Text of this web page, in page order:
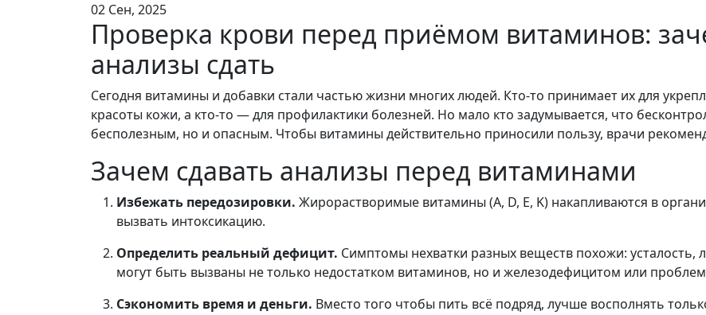
02 Сен, 2025
Проверка крови перед приёмом витаминов:
анализы сдать
Сегодня витамины и добавки стали частью жизни многих людей. Кто-то принимает их для
красоты кожи, а кто-то — для профилактики болезней. Но мало кто задумывается, что
бесполезным, но и опасным. Чтобы витамины действительно приносили пользу, врачи
Зачем сдавать анализы перед витаминами
Избежать передозировки. Жирорастворимые витамины (A, D, E, K) накапливаются в
вызвать интоксикацию.
Определить реальный дефицит. Симптомы нехватки разных веществ похожи: усталость,
могут быть вызваны не только недостатком витаминов, но и железодефицитом или
Сэкономить время и деньги. Вместо того чтобы пить всё подряд, лучше восполнять